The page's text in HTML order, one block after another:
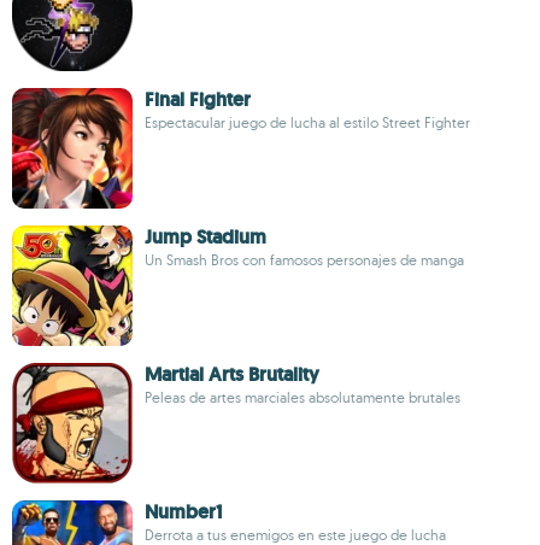
Final Fighter
Espectacular juego de lucha al estilo Street Fighter
Jump Stadium
Un Smash Bros con famosos personajes de manga
Martial Arts Brutality
Peleas de artes marciales absolutamente brutales
Number1
Derrota a tus enemigos en este juego de lucha